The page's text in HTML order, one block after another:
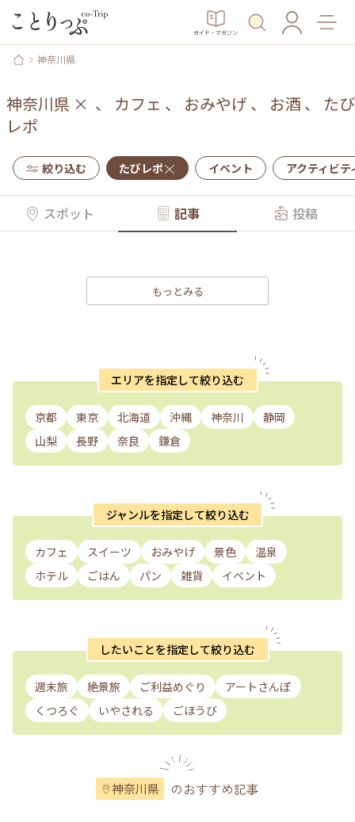
ガイド・マガジン
神奈川県
神奈川県 × 、 カフェ 、 おみやげ 、 お酒 、 たび
レポ
絞り込む たびレポ イベント アクティビテ
スポット 記事 投稿
もっとみる
エリアを指定して絞り込む
京都 東京 北海道 沖縄 神奈川
静岡
山梨
長野 奈良 鎌倉
ジャンルを指定して絞り込む
カフェ スイーツ おみやげ 景色
温泉
ホテル
ごはん パン 雑貨 イベント
したいことを指定して絞り込む
週末旅 絶景旅 ご利益めぐり
アートさんぽ
くつろぐ
いやされる ごほうび
神奈川県 のおすすめ記事